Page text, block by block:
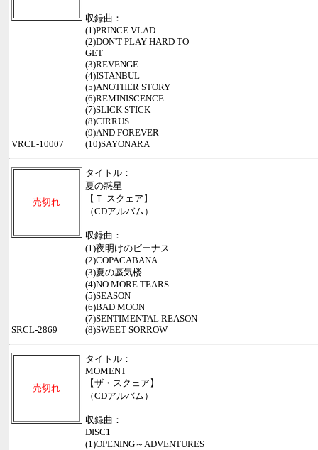
収録曲：
(1)PRINCE VLAD
(2)DON'T PLAY HARD TO
GET
(3)REVENGE
(4)ISTANBUL
(5)ANOTHER STORY
(6)REMINISCENCE
(7)SLICK STICK
(8)CIRRUS
(9)AND FOREVER
(10)SAYONARA
VRCL-10007
売切れ
タイトル：
夏の惑星
【Ｔ-スクェア】
（CDアルバム）
収録曲：
(1)夜明けのビーナス
(2)COPACABANA
(3)夏の蜃気楼
(4)NO MORE TEARS
(5)SEASON
(6)BAD MOON
(7)SENTIMENTAL REASON
(8)SWEET SORROW
SRCL-2869
売切れ
タイトル：
MOMENT
【ザ・スクェア】
（CDアルバム）
収録曲：
DISC1
(1)OPENING～ADVENTURES